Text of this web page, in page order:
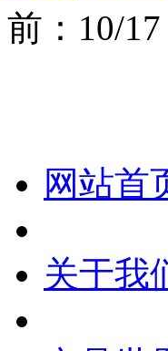
前：10/17
网站首
关于我